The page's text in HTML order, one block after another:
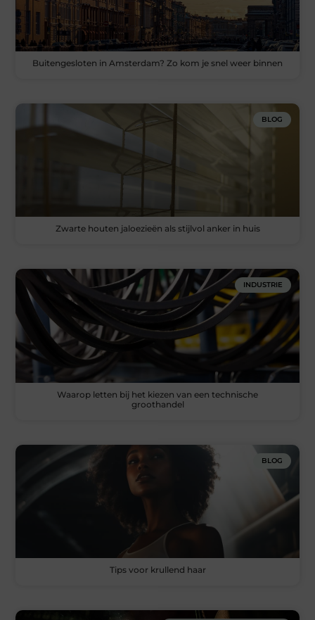
Buitengesloten in Amsterdam? Zo kom je snel weer binnen
BLOG
Zwarte houten jaloezieën als stijlvol anker in huis
INDUSTRIE
Waarop letten bij het kiezen van een technische
groothandel
BLOG
Tips voor krullend haar